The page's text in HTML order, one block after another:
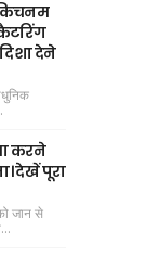
देने
करने
देखें पूरा
जान से